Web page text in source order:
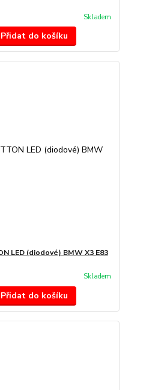
Skladem
Přidat do košíku
LED (diodové) BMW X3 E83
Skladem
Přidat do košíku